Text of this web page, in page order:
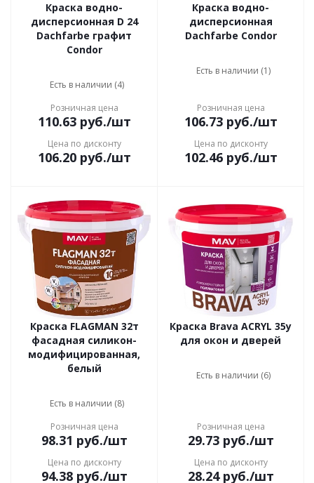
Краска водно-
дисперсионная D 24
Dachfarbe графит
Condor
Есть в наличии (4)
Розничная цена
110.63руб./шт
Цена по дисконту
106.20руб./шт
Краска водно-
дисперсионная
Dachfarbe Condor
Есть в наличии (1)
Розничная цена
106.73руб./шт
Цена по дисконту
102.46руб./шт
Краска FLAGMAN 32т
фасадная силикон-
модифицированная,
белый
Есть в наличии (8)
Розничная цена
98.31 руб./шт
Цена по дисконту
94.38руб./шт
Краска Brava ACRYL 35у
для окон и дверей
Есть в наличии (6)
Розничная цена
29.73руб./шт
Цена по дисконту
28.24руб./шт